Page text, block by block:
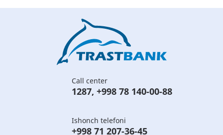
Call center
1287, +998 78 140-00-88
Ishonch telefoni
+998 71 207-36-45